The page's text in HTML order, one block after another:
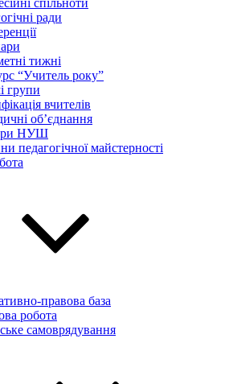
спільноти
ради
тижні
“Учитель року”
групи
вчителів
об’єднання
НУШ
педагогічної майстерності
правова база
робота
самоврядування